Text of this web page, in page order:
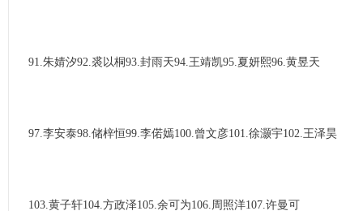
91.朱婧汐92.裘以桐93.封雨天94.王靖凯95.夏妍熙96.黄昱天
97.李安泰98.储梓恒99.李偌嫣100.曾文彦101.徐灏宇102.王泽昊
103.黄子轩104.方政泽105.余可为106.周照洋107.许曼可